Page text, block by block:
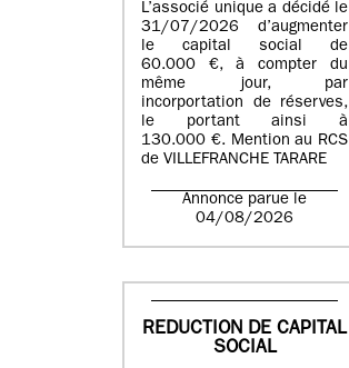
L’associé unique a décidé le
31/07/2026 d’augmenter
le capital social de
60.000 €, à compter du
même jour, par
incorportation de réserves,
le portant ainsi à
130.000 €. Mention au RCS
de VILLEFRANCHE TARARE
Annonce parue le
04/08/2026
REDUCTION DE CAPITAL
SOCIAL